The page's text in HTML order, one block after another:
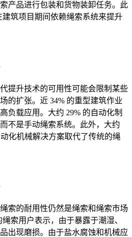
产品进行包装和货物装卸任务。此
建筑项目期间依赖绳索系统来提升
提升技术的可用性可能会限制某些
的扩张。近 34% 的重型建筑作业
负载应用。大约 29% 的自动化制
不是手动绳索系统。此外，大约
化机械解决方案取代了传统的绳
索的耐用性仍然是绳索和绳索市场
索用户表示，由于暴露于潮湿、
出现磨损。由于盐水腐蚀和机械应